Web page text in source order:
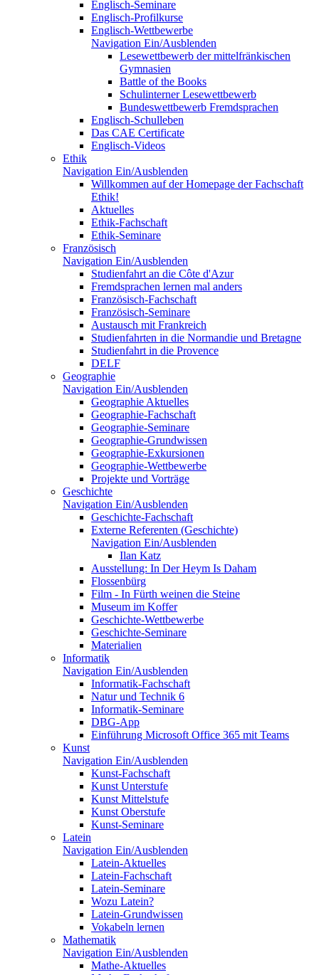
Englisch-Seminare
Englisch-Profilkurse
Englisch-Wettbewerbe
Navigation Ein/Ausblenden
Lesewettbewerb der mittelfränkischen
Gymnasien
Battle of the Books
Schulinterner Lesewettbewerb
Bundeswettbewerb Fremdsprachen
Englisch-Schulleben
Das CAE Certificate
Englisch-Videos
Ethik
Navigation Ein/Ausblenden
Willkommen auf der Homepage der Fachschaft
Ethik!
Aktuelles
Ethik-Fachschaft
Ethik-Seminare
Französisch
Navigation Ein/Ausblenden
Studienfahrt an die Côte d'Azur
Fremdsprachen lernen mal anders
Französisch-Fachschaft
Französisch-Seminare
Austausch mit Frankreich
Studienfahrten in die Normandie und Bretagne
Studienfahrt in die Provence
DELF
Geographie
Navigation Ein/Ausblenden
Geographie Aktuelles
Geographie-Fachschaft
Geographie-Seminare
Geographie-Grundwissen
Geographie-Exkursionen
Geographie-Wettbewerbe
Projekte und Vorträge
Geschichte
Navigation Ein/Ausblenden
Geschichte-Fachschaft
Externe Referenten (Geschichte)
Navigation Ein/Ausblenden
Ilan Katz
Ausstellung: In Der Heym Is Daham
Flossenbürg
Film - In Fürth weinen die Steine
Museum im Koffer
Geschichte-Wettbewerbe
Geschichte-Seminare
Materialien
Informatik
Navigation Ein/Ausblenden
Informatik-Fachschaft
Natur und Technik 6
Informatik-Seminare
DBG-App
Einführung Microsoft Office 365 mit Teams
Kunst
Navigation Ein/Ausblenden
Kunst-Fachschaft
Kunst Unterstufe
Kunst Mittelstufe
Kunst Oberstufe
Kunst-Seminare
Latein
Navigation Ein/Ausblenden
Latein-Aktuelles
Latein-Fachschaft
Latein-Seminare
Wozu Latein?
Latein-Grundwissen
Vokabeln lernen
Mathematik
Navigation Ein/Ausblenden
Mathe-Aktuelles